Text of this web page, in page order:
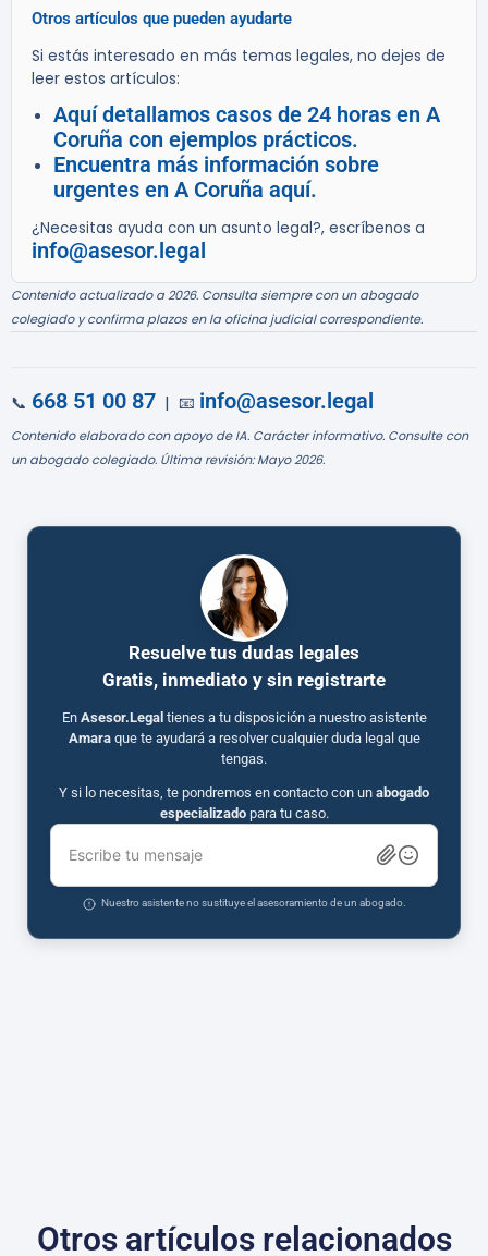
Otros artículos que pueden ayudarte
Si estás interesado en más temas legales, no dejes de
leer estos artículos:
Aquí detallamos casos de 24 horas en A
Coruña con ejemplos prácticos.
Encuentra más información sobre
urgentes en A Coruña aquí.
¿Necesitas ayuda con un asunto legal?, escríbenos a
info@asesor.legal
Contenido actualizado a 2026. Consulta siempre con un abogado
colegiado y confirma plazos en la oficina judicial correspondiente.
📞 668 51 00 87 | 📧 info@asesor.legal
Contenido elaborado con apoyo de IA. Carácter informativo. Consulte con
un abogado colegiado. Última revisión: Mayo 2026.
Resuelve tus dudas legales
Gratis, inmediato y sin registrarte
En Asesor.Legal tienes a tu disposición a nuestro asistente
Amaraque te ayudará a resolver cualquier duda legal que
tengas.
Y si lo necesitas, te pondremos en contacto con un abogado
especializadopara tu caso.
Escribe tu mensaje
Nuestro asistente no sustituye el asesoramiento de un abogado.
Otros artículos relacionados